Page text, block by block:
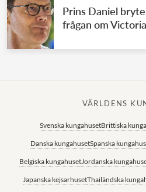
Prins Daniel
frågan om Victoria
VÄRLDENS
Svenska kungahusetBrittiska
Danska kungahusetSpanska
Belgiska kungahusetJordanska
Japanska kejsarhusetThailändska